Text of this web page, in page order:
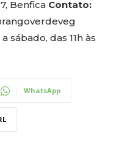
Benfica Contato:
sábado, das 11h às
WhatsApp